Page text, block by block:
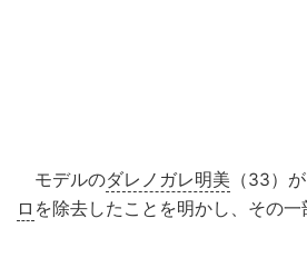
モデルのダレノガレ明美 （33）
ロ を除去したことを明かし、その一